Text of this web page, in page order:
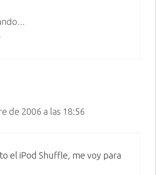
de 2006 a las 18:56
el iPod Shuffle, me voy para